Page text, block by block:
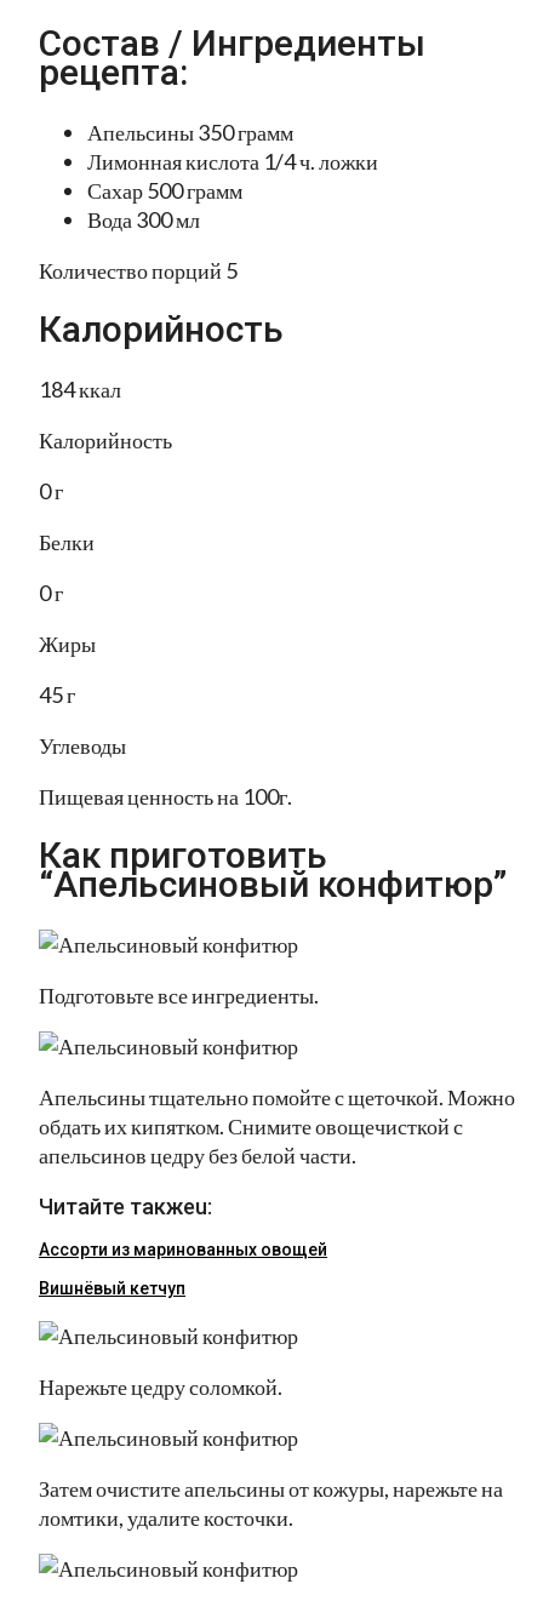
Состав / Ингредиенты
рецепта:
Апельсины 350 грамм
Лимонная кислота 1/4 ч. ложки
Сахар 500 грамм
Вода 300 мл
Количество порций 5
Калорийность
184 ккал
Калорийность
0 г
Белки
0 г
Жиры
45 г
Углеводы
Пищевая ценность на 100г.
Как приготовить
“Апельсиновый конфитюр”
Подготовьте все ингредиенты.
Апельсины тщательно помойте с щеточкой. Можно
обдать их кипятком. Снимите овощечисткой с
апельсинов цедру без белой части.
Читайте такжеu:
Ассорти из маринованных овощей
Вишнёвый кетчуп
Нарежьте цедру соломкой.
Затем очистите апельсины от кожуры, нарежьте на
ломтики, удалите косточки.